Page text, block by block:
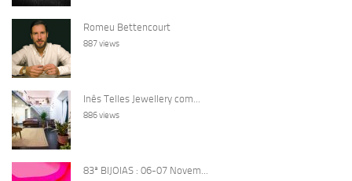
Romeu Bettencourt
887 views
Inês Telles Jewellery com...
886 views
83ª BIJOIAS : 06-07 Novem...